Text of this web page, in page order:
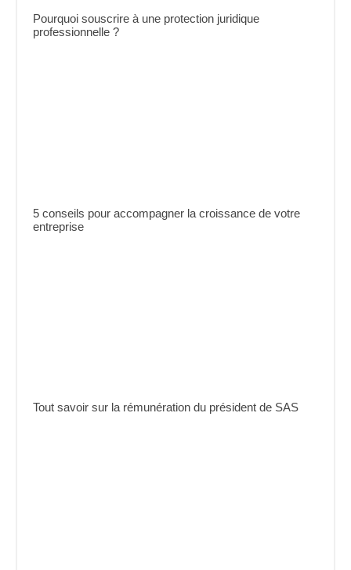
Pourquoi souscrire à une protection juridique
professionnelle ?
5 conseils pour accompagner la croissance de votre
entreprise
Tout savoir sur la rémunération du président de SAS